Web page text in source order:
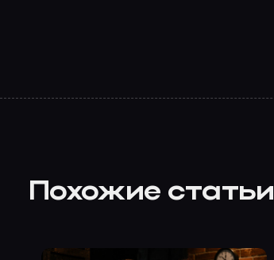
Похожие статьи